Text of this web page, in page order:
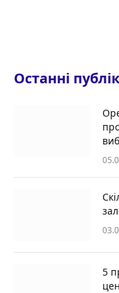
Останні
5